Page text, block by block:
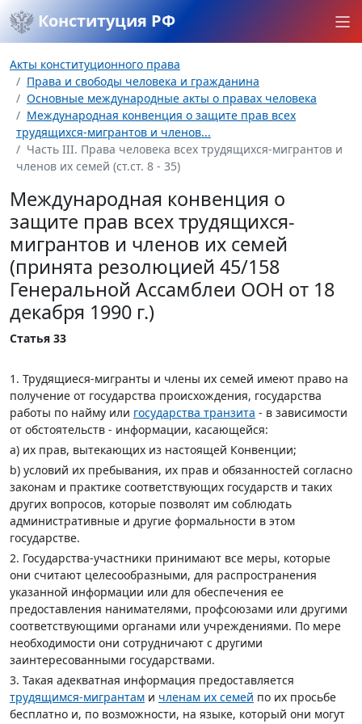
Конституция РФ
Акты конституционного права
Права и свободы человека и гражданина
Основные международные акты о правах человека
Международная конвенция о защите прав всех
трудящихся-мигрантов и членов...
Часть III. Права человека всех трудящихся-мигрантов и
членов их семей (ст.ст. 8 - 35)
Международная конвенция о
защите прав всех трудящихся-
мигрантов и членов их семей
(принята резолюцией 45/158
Генеральной Ассамблеи ООН от 18
декабря 1990 г.)
Статья 33
1. Трудящиеся-мигранты и члены их семей имеют право на
получение от государства происхождения, государства
работы по найму или государства транзита - в зависимости
от обстоятельств - информации, касающейся:
а) их прав, вытекающих из настоящей Конвенции;
b) условий их пребывания, их прав и обязанностей согласно
законам и практике соответствующих государств и таких
других вопросов, которые позволят им соблюдать
административные и другие формальности в этом
государстве.
2. Государства-участники принимают все меры, которые
они считают целесообразными, для распространения
указанной информации или для обеспечения ее
предоставления нанимателями, профсоюзами или другими
соответствующими органами или учреждениями. По мере
необходимости они сотрудничают с другими
заинтересованными государствами.
3. Такая адекватная информация предоставляется
трудящимся-мигрантам и членам их семей по их просьбе
бесплатно и, по возможности, на языке, который они могут